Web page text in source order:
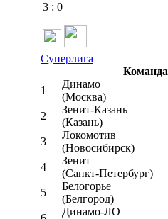
3 : 0
Суперлига
Команда
1
Динамо
(Москва)
2
Зенит-Казань
(Казань)
3
Локомотив
(Новосибирск)
4
Зенит
(Санкт-Петербург)
5
Белогорье
(Белгород)
Динамо-ЛО